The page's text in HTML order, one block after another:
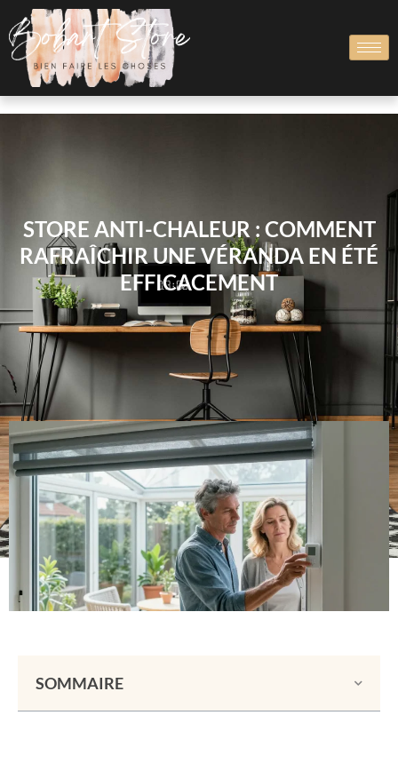
STORE ANTI-CHALEUR : COMMENT
RAFRAÎCHIR UNE VÉRANDA EN ÉTÉ
EFFICACEMENT
SOMMAIRE